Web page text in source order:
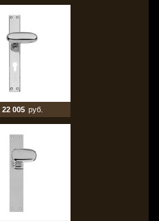
22 005 руб.